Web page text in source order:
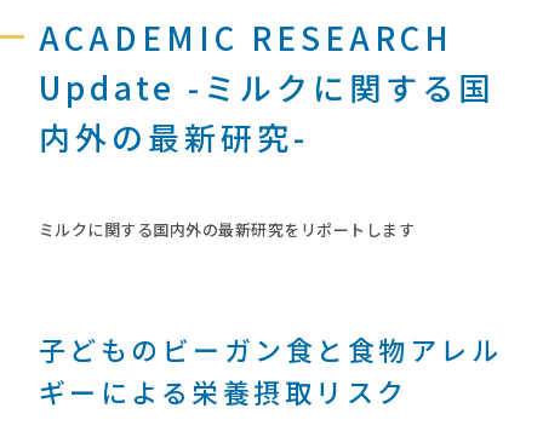
ACADEMIC RESEARCH
Update -ミルクに関する国
内外の最新研究-
ミルクに関する国内外の最新研究をリポートします
子どものビーガン食と食物アレル
ギーによる栄養摂取リスク